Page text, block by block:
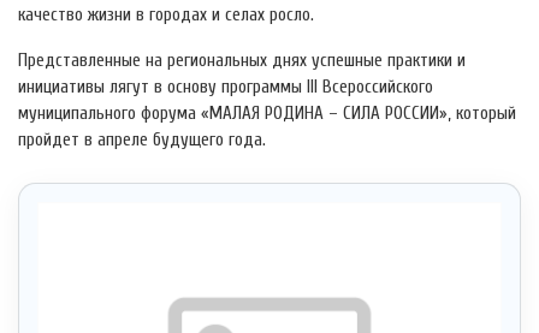
качество жизни в городах и селах росло.
Представленные на региональных днях успешные практики и
инициативы лягут в основу программы III Всероссийского
муниципального форума «МАЛАЯ РОДИНА – СИЛА РОССИИ», который
пройдет в апреле будущего года.